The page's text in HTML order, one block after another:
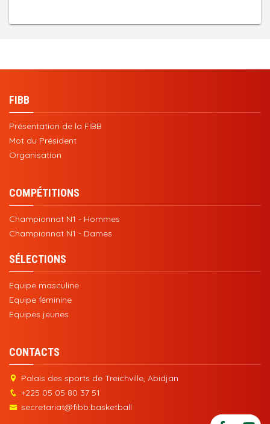
FIBB
Présentation de la FIBB
Mot du Président
Organisation
COMPÉTITIONS
Championnat N1 - Hommes
Championnat N1 - Dames
SÉLECTIONS
Equipe masculine
Equipe féminine
Equipes jeunes
CONTACTS
Palais des sports de Treichville, Abidjan
+225 05 05 80 37 51
secretariat@fibb.basketball